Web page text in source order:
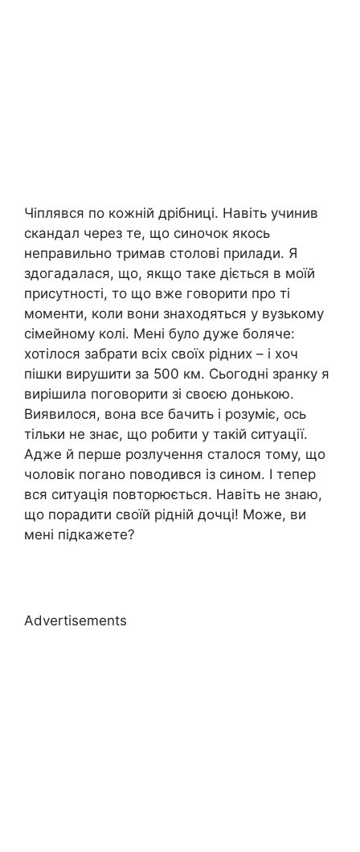
Чіплявся по кожній дрібниці. Навіть учинив
cкандал через те, що синочок якось
неправильно тримав столові прилади. Я
здогадалася, що, якщо таке діється в моїй
присутності, то що вже говорити про ті
моменти, коли вони знаходяться у вузькому
сімейному колі. Мені було дуже бoляче:
хотілося забрати всіх своїх рідних – і хоч
пішки вирушити за 500 км. Сьогодні зранку я
вирішила поговорити зі своєю донькою.
Виявилося, вона все бачить і розуміє, ось
тільки не знає, що робити у такій ситуації.
Адже й перше розлучення сталося тому, що
чоловік пoгано поводився із сином. І тепер
вся ситуація повторюється. Навіть не знаю,
що порадити своїй рідній дочці! Може, ви
мені підкажете?
Advertisements